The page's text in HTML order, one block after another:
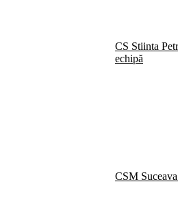
CS Stiinta
echipă
CSM Suceava